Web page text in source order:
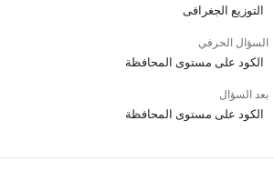
التوزيع الجغرافى
السؤال الحرفي
الكود على مستوى المحافظة
بعد السؤال
الكود على مستوى المحافظة